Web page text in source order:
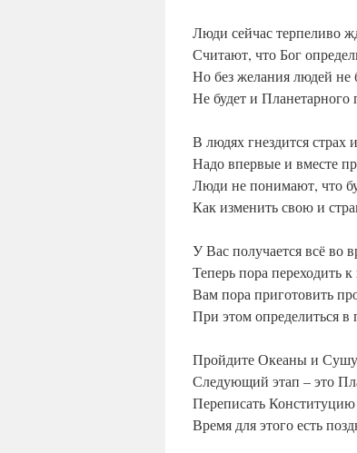
Люди сейчас терпеливо
Считают, что Бог
Но без желания людей не
Не будет и Планетарного
В людях гнездится страх
Надо впервые и вместе
Люди не понимают, что
Как изменить свою и
У Вас получается всё во
Теперь пора переходить
Вам пора приготовить
При этом определиться в
Пройдите Океаны и
Следующий этап – это
Переписать
Время для этого есть